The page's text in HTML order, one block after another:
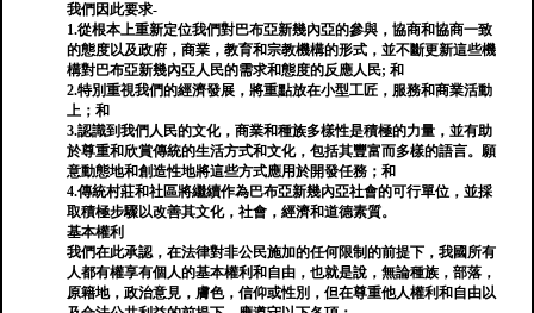
我們因此要求-
1.從根本上重新定位我們對巴布亞新幾內亞的參與，協商和協商一致
的態度以及政府，商業，教育和宗教機構的形式，並不斷更新這些機
構對巴布亞新幾內亞人民的需求和態度的反應人民; 和
2.特別重視我們的經濟發展，將重點放在小型工匠，服務和商業活動
上；和
3.認識到我們人民的文化，商業和種族多樣性是積極的力量，並有助
於尊重和欣賞傳統的生活方式和文化，包括其豐富而多樣的語言。願
意動態地和創造性地將這些方式應用於開發任務；和
4.傳統村莊和社區將繼續作為巴布亞新幾內亞社會的可行單位，並採
取積極步驟以改善其文化，社會，經濟和道德素質。
基本權利
我們在此承認，在法律對非公民施加的任何限制的前提下，我國所有
人都有權享有個人的基本權利和自由，也就是說，無論種族，部落，
原籍地，政治意見，膚色，信仰或性別，但在尊重他人權利和自由以